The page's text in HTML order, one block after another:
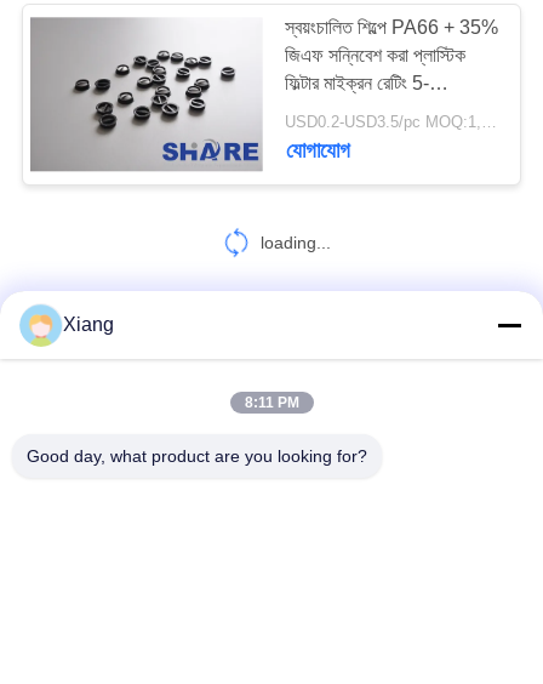
স্বয়ংচালিত শিল্পে PA66 + 35%
জিএফ সন্নিবেশ করা প্লাস্টিক
ফিল্টার মাইক্রন রেটিং 5-
2000UM
USD0.2-USD3.5/pc MOQ:1,000PCS
যোগাযোগ
loading...
Xiang
8:11 PM
Good day, what product are you looking for?